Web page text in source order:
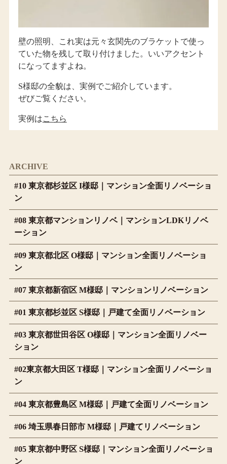
壁の照明、これ実は元々玄関先のブラケットで使っ
ていた物を残して取り付けました。いいアクセント
になってますよね。
S様邸の全貌は、実例でご紹介しています。
ぜびご覧ください。
実例はこちら
ARCHIVE
#10 東京都杉並区 I様邸｜マンション全面リノベーショ
ン
#08 東京都マンションリノベ｜マンションLDKリノベ
ーション
#09 東京都北区 O様邸｜マンション全面リノベーショ
ン
#07 東京都新宿区 M様邸｜マンションリノベーション
#01 東京都杉並区 S様邸｜戸建て全面リノベーション
#03 東京都世田谷区 O様邸｜マンション全面リノベー
ション
#02東京都大田区 T様邸｜マンション全面リノベーショ
ン
#04 東京都豊島区 M様邸｜戸建て全面リノベーション
#06 埼玉県春日部市 M様邸｜戸建てリノベーション
#05 東京都中野区 S様邸｜マンション全面リノベーショ
ン